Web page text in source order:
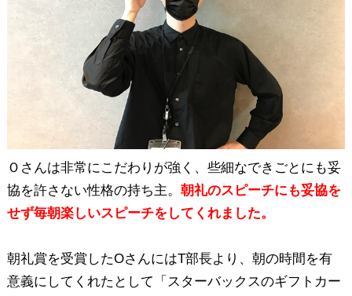
Ｏさんは非常にこだわりが強く、些細なできごとにも妥
協を許さない性格の持ち主。 朝礼のスピーチにも妥協を
せず毎朝楽しいスピーチをしてくれました。
朝礼賞を受賞したOさんにはT部長より、朝の時間を有
意義にしてくれたとして「スターバックスのギフトカー